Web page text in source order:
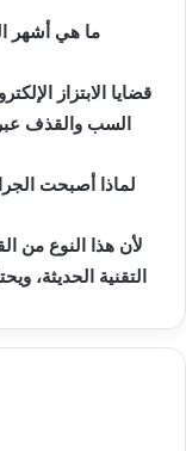
ما هي أشهر
قضايا الابتزاز
السب والقذف عبر
لماذا أصبحت
لأن هذا النوع من
التقنية الحديثة،